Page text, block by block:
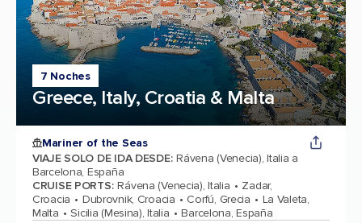
7 Noches
Greece, Italy, Croatia & Malta
Mariner of the Seas
VIAJE SOLO DE IDA DESDE: Rávena (Venecia), Italia a
Barcelona, España
CRUISE PORTS: Rávena (Venecia), Italia
Zadar,
Croacia
Dubrovnik, Croacia Corfú, Grecia
La Valeta,
Malta
Sicilia (Mesina), Italia Barcelona, España